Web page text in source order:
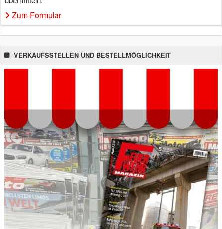
Zum Formular
VERKAUFSSTELLEN UND BESTELLMÖGLICHKEIT